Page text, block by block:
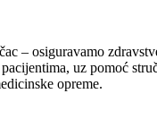
– osiguravamo
uz pomoć
opreme.